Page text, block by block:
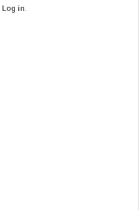
Log in